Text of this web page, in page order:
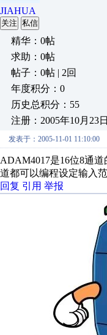
JIAHUA
关注 私信
精华：0帖
求助：0帖
帖子：0帖 | 2回
年度积分：0
历史总积分：55
注册：2005年10月23日
发表于：2005-11-01 11:10:00
ADAM4017是16位8通
道都可以编程设定输入
回复 引用 举报